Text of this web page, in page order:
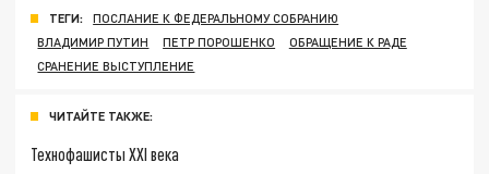
ТЕГИ:
ПОСЛАНИЕ К ФЕДЕРАЛЬНОМУ СОБРАНИЮ
ВЛАДИМИР ПУТИН
ПЕТР ПОРОШЕНКО
ОБРАЩЕНИЕ К РАДЕ
СРАНЕНИЕ ВЫСТУПЛЕНИЕ
ЧИТАЙТЕ ТАКЖЕ:
Технофашисты XXI века